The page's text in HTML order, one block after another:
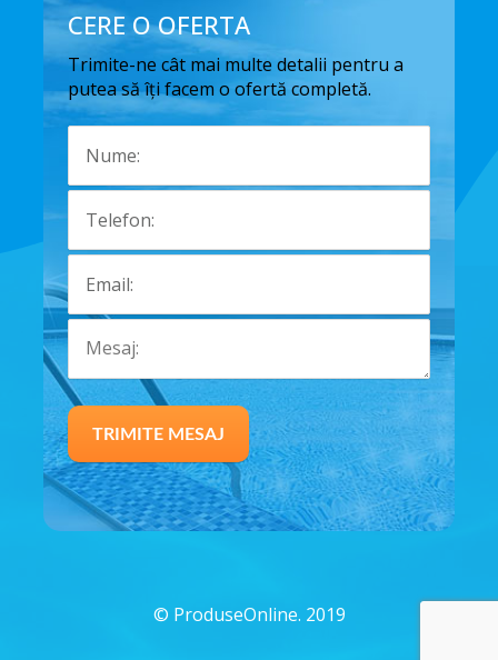
CERE O OFERTA
Trimite-ne cât mai multe detalii pentru a
putea să îți facem o ofertă completă.
© ProduseOnline. 2019